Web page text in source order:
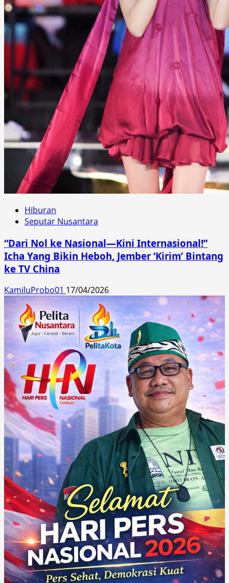
Hiburan
Seputar Nusantara
“Dari Nol ke Nasional—Kini Internasional!”
Icha Yang Bikin Heboh, Jember ‘Kirim’ Bintang
ke TV China
KamiluProbo01 17/04/2026